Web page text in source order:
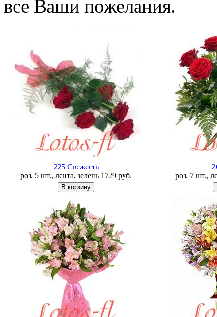
все Ваши пожелания.
225 Свежесть
роз. 5 шт., лента, зелень 1729 руб.
роз. 7 шт.,